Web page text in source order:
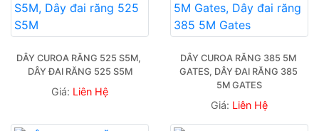
DÂY CUROA RĂNG 525 S5M,
DÂY ĐAI RĂNG 525 S5M
Giá: Liên Hệ
DÂY CUROA RĂNG 385 5M
GATES, DÂY ĐAI RĂNG 385
5M GATES
Giá: Liên Hệ